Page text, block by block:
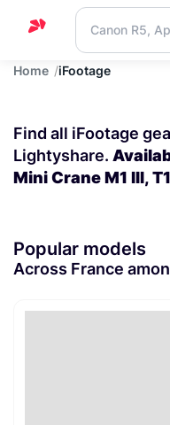
Home
Blog
Contact
Home iFootage
Find all iFootage
Lightyshare.
Mini Crane M1 III,
Popular models
Across France